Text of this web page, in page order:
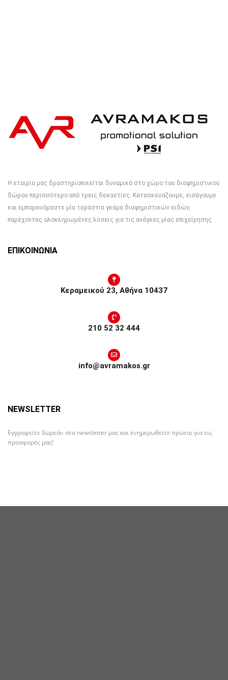
Η εταιρία μας δραστηριοποιείται δυναμικά στο χώρο του διαφημιστικού
δώρου περισσότερο από τρεις δεκαετίες. Κατασκευάζουμε, εισάγουμε
και εμπορευόμαστε μία τεράστια γκάμα διαφημιστικών ειδών,
παρέχοντας ολοκληρωμένες λύσεις για τις ανάγκες μίας επιχείρησης
ΕΠΙΚΟΙΝΩΝΙΑ
Κεραμεικού 23, Αθήνα 10437
210 52 32 444
info@avramakos.gr
NEWSLETTER
Εγγραφείτε δωρεάν στα newsletter μας και ενημερωθείτε πρώτοι για τις
προσφορές μας!